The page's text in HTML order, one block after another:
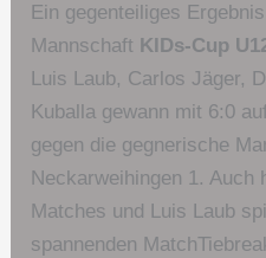
Ein gegenteiliges
Mannschaft KIDs-Cup
Luis Laub, Carlos Jäger,
Kuballa gewann mit 6:0
gegen die gegnerische
Neckarweihingen 1. Auch
Matches und Luis Laub
spannenden